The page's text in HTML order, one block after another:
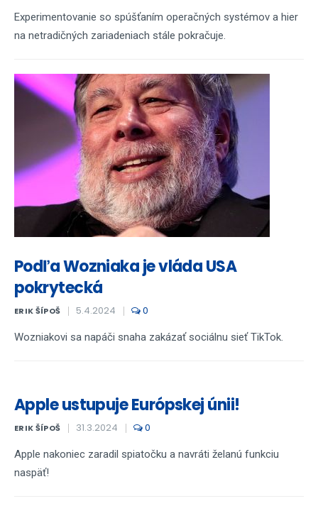
Experimentovanie so spúšťaním operačných systémov a hier
na netradičných zariadeniach stále pokračuje.
Podľa Wozniaka je vláda USA
pokrytecká
ERIK ŠÍPOŠ 5.4.2024 0
Wozniakovi sa napáči snaha zakázať sociálnu sieť TikTok.
Apple ustupuje Európskej únii!
ERIK ŠÍPOŠ 31.3.2024 0
Apple nakoniec zaradil spiatočku a navráti želanú funkciu
naspäť!